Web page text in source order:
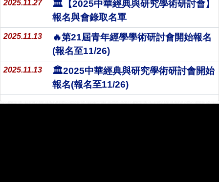
2025.11.27
🏛️【2025中華經典與研究學術研討會】
報名與會錄取名單
2025.11.13
🔥第21屆青年經學學術研討會開始報名
(報名至11/26)
2025.11.13
🏛️2025中華經典與研究學術研討會開始
報名(報名至11/26)